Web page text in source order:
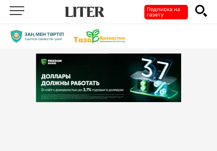
Подписка на
газету